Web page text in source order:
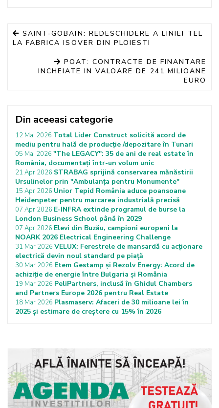
SAINT-GOBAIN: REDESCHIDERE A LINIEI TEL
LA FABRICA ISOVER DIN PLOIESTI
POAT: CONTRACTE DE FINANTARE
INCHEIATE IN VALOARE DE 241 MILIOANE
EURO
Din aceeasi categorie
12 Mai 2026 Total Lider Construct solicită acord de
mediu pentru hală de producție /depozitare în Tunari
05 Mai 2026 "The LEGACY": 35 de ani de real estate în
România, documentați într-un volum unic
21 Apr 2026 STRABAG sprijină conservarea mănăstirii
Ursulinelor prin "Ambulanța pentru Monumente"
15 Apr 2026 Unior Tepid România aduce poansoane
Heidenpeter pentru marcarea industrială precisă
07 Apr 2026 E-INFRA extinde programul de burse la
London Business School până în 2029
07 Apr 2026 Elevi din Buzău, campioni europeni la
NOARK 2026 Electrical Engineering Challenge
31 Mar 2026 VELUX: Ferestrele de mansardă cu acționare
electrică devin noul standard pe piață
30 Mar 2026 Etem Gestamp și Rezolv Energy: Acord de
achiziție de energie între Bulgaria și România
19 Mar 2026 PeliPartners, inclusă în Ghidul Chambers
and Partners Europe 2026 pentru Real Estate
18 Mar 2026 Plasmaserv: Afaceri de 30 milioane lei în
2025 și estimare de creștere cu 15% în 2026